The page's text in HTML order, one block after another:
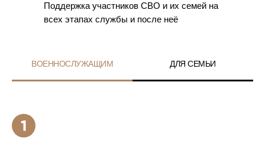
Поддержка участников СВО и их семей на
всех этапах службы и после неё
ВОЕННОСЛУЖАЩИМ ДЛЯ СЕМЬИ